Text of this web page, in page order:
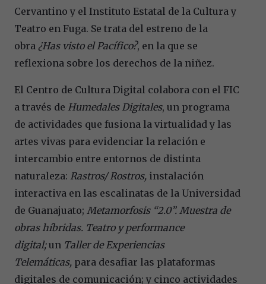
Cervantino y el Instituto Estatal de la Cultura y
Teatro en Fuga. Se trata del estreno de la
obra ¿Has visto el Pacífico?, en la que se
reflexiona sobre los derechos de la niñez.
El Centro de Cultura Digital colabora con el FIC
a través de Humedales Digitales, un programa
de actividades que fusiona la virtualidad y las
artes vivas para evidenciar la relación e
intercambio entre entornos de distinta
naturaleza: Rastros/ Rostros, instalación
interactiva en las escalinatas de la Universidad
de Guanajuato; Metamorfosis “2.0”. Muestra de
obras híbridas. Teatro y performance
digital;un Taller de Experiencias
Telemáticas, para desafiar las plataformas
digitales de comunicación; y cinco actividades